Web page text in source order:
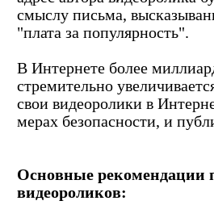
смыслу письма,
"плата за популярность".
В Интернете более
стремительно
свои видеоролики в
мерах безопасности, и
Основные рекомендации
видеороликов: